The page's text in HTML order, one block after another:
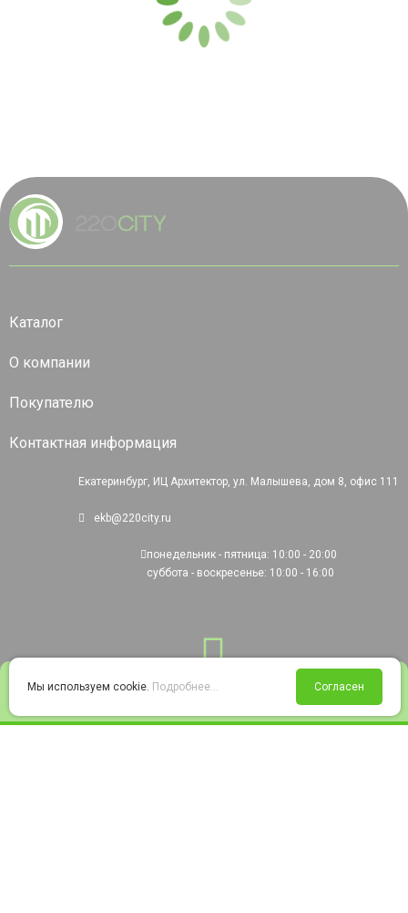
Войти Избранное Корзина
Каталог
О компании
Покупателю
Контактная информация
Екатеринбург, ИЦ Архитектор, ул. Малышева, дом 8, офис 111
ekb@220city.ru
понедельник - пятница: 10:00 - 20:00
суббота - воскресенье: 10:00 - 16:00
Мы используем cookie. Подробнее... Согласен